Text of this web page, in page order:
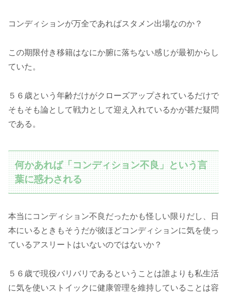
コンディションが万全であればスタメン出場なのか？
この期限付き移籍はなにか腑に落ちない感じが最初からし
ていた。
５６歳という年齢だけがクローズアップされているだけで
そもそも論として戦力として迎え入れているかが甚だ疑問
である。
何かあれば「コンディション不良」という言
葉に惑わされる
本当にコンディション不良だったかも怪しい限りだし、日
本にいるときもそうだが彼ほどコンディションに気を使っ
ているアスリートはいないのではないか？
５６歳で現役バリバリであるということは誰よりも私生活
に気を使いストイックに健康管理を維持していることは容